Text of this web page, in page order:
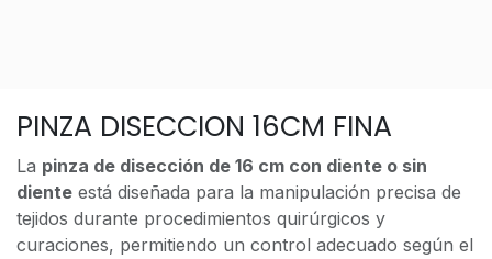
PINZA DISECCION 16CM FINA
La pinza de disección de 16 cm con diente o sin
diente está diseñada para la manipulación precisa de
tejidos durante procedimientos quirúrgicos y
curaciones, permitiendo un control adecuado según el